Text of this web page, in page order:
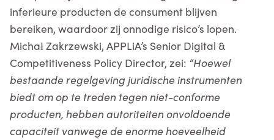
inferieure producten de consument blijven
bereiken, waardoor zij onnodige risico’s lopen.
Michał Zakrzewski, APPLiA’s Senior Digital &
Competitiveness Policy Director, zei: “Hoewel
bestaande regelgeving juridische instrumenten
biedt om op te treden tegen niet-conforme
producten, hebben autoriteiten onvoldoende
capaciteit vanwege de enorme hoeveelheid